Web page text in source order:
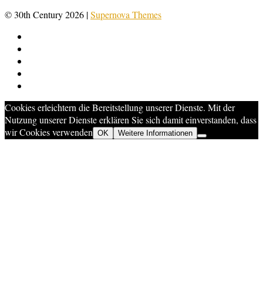
© 30th Century 2026 |Supernova Themes
Cookies erleichtern die Bereitstellung unserer Dienste. Mit der
Nutzung unserer Dienste erklären Sie sich damit einverstanden, dass
wir Cookies verwenden OK Weitere Informationen